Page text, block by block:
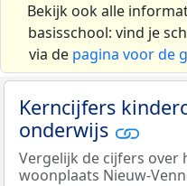
Bekijk ook alle
basisschool: vind je
via de pagina voor de
Kerncijfers
onderwijs
Vergelijk de cijfers over
woonplaats Nieuw-